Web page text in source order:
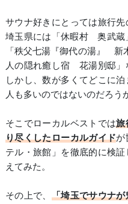
サウナ好きにとっては旅行先
埼玉県には「休暇村 奥武蔵
「秩父七湯『御代の湯』
人の隠れ癒し宿 花湯別邸」
しかし、数が多くてどこに
人も多いのではないのだろう
そこでローカルベストでは旅
り尽くしたローカルガイドが
テル・旅館」を徹底的に検
えてみた。
その上で、 「埼玉でサウナ